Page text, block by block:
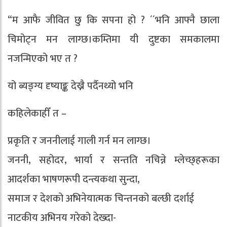
“म आफै जीवित छु कि सपना हो ? ´´भनि आफ्नै छाला
चिमोट्न मन लाग्छ।कम्तिमा यी दुष्टका समकालमा
नजन्मिएको भए त ?
यो ब्यङ्ग्य दृष्याङ्क देख्नै पर्दैनथ्यो भनि
कहिलेकाहीँ त –
प्रकृति र जननीलाई गाली गर्न मन लाग्छ।
जननी, सहोदर, भार्या र सन्तति नचिन्ने म्लेच्छ्हरूका
आदर्शका भाषणरूपी दन्त्यकथा सुन्दा,
समाज र देशको अभिनेयात्मक चिन्तनको बल्छी दर्शाई
नाटकीय अभिनय गरेको देख्दा-